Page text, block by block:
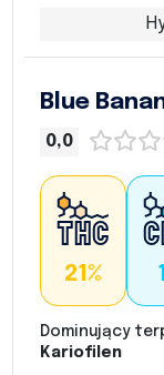
Blue
0,0
21%
Dominujący
Kariofilen